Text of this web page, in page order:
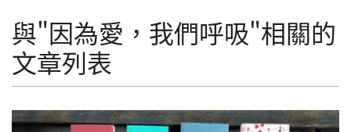
與"因為愛，我們呼吸"相關的
文章列表